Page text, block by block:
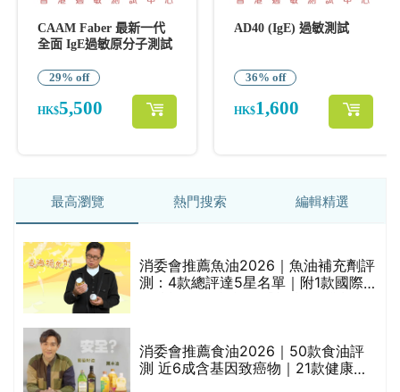
最高瀏覽 熱門搜索 編輯精選
消委會推薦魚油2026｜魚油補充劑評
測：4款總評達5星名單｜附1款國際
消委會推薦食油2026｜50款食油評
測 近6成含基因致癌物｜21款健康煮